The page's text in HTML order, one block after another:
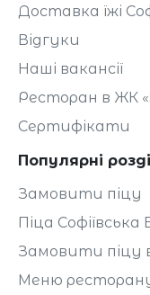
Доставка їжі
Відгуки
Наші вакансії
Ресторан в ЖК
Сертифікати
Популярні
Замовити піцу
Піца Софіївська
Замовити піцу
Меню